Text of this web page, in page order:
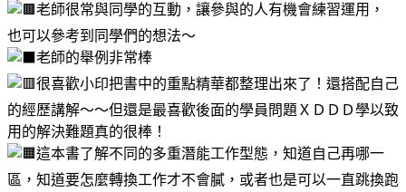
老師很常與同學的互動，讓參與的人有機會練習運用，
也可以參考到同學們的想法～
老師的舉例非常棒
很喜歡小印把書中的重點精華都整理出來了！還搭配自己
的經歷講解～～但還是最喜歡後面的學員問題ＸＤＤＤ學以致
用的解決難題真的很棒！
這本書了解不同的多重潛能工作型態，知道自己再哪一
區，知道要怎麼轉換工作才不會膩，或者也是可以一直跳換跑